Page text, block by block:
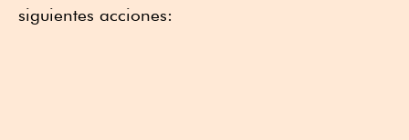
siguientes acciones: